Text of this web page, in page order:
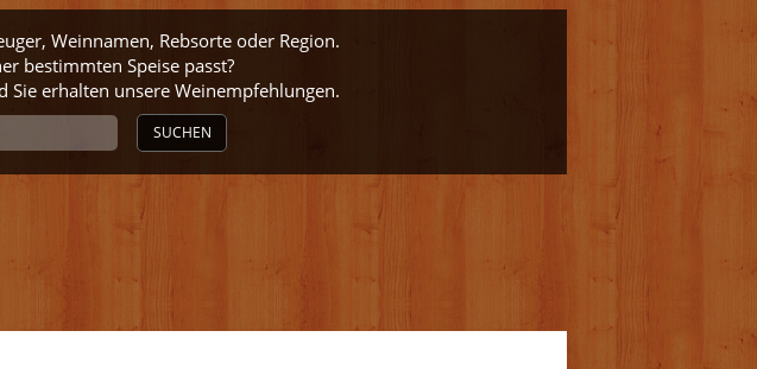
Weinnamen, Rebsorte oder Region.
bestimmten Speise passt?
Sie erhalten unsere Weinempfehlungen.
SUCHEN